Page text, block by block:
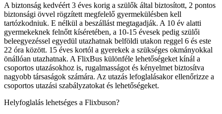
A biztonság kedvéért 3 éves korig a szülők által biztosított, 2 pontos
biztonsági övvel rögzített megfelelő gyermekülésben kell
tartózkodniuk. E nélkül a beszállást megtagadják. A 10 év alatti
gyermekeknek felnőtt kíséretében, a 10-15 évesek pedig szülői
beleegyezéssel egyedül utazhatnak belföldi utakon reggel 6 és este
22 óra között. 15 éves kortól a gyerekek a szükséges okmányokkal
önállóan utazhatnak. A FlixBus különféle lehetőségeket kínál a
csoportos utazásokhoz is, rugalmasságot és kényelmet biztosítva
nagyobb társaságok számára. Az utazás lefoglalásakor ellenőrizze a
csoportos utazási szabályzatokat és lehetőségeket.
Helyfoglalás lehetséges a Flixbuson?